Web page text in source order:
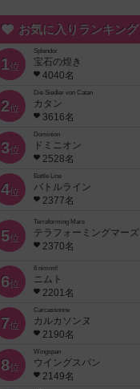
お気に入りランキング
1位
Splendor
宝石の煌き
4040名
2位
Die Siedler von Catan
カタン
3616名
3位
Dominion
ドミニオン
2528名
4位
Battle Line
バトルライン
2377名
5位
Terraforming Mars
テラフォーミングマーズ
2370名
6位
6 nimmt!
ニムト
2201名
7位
Carcassonne
カルカソンヌ
2190名
8位
Wingspan
ウイングスパン
2149名